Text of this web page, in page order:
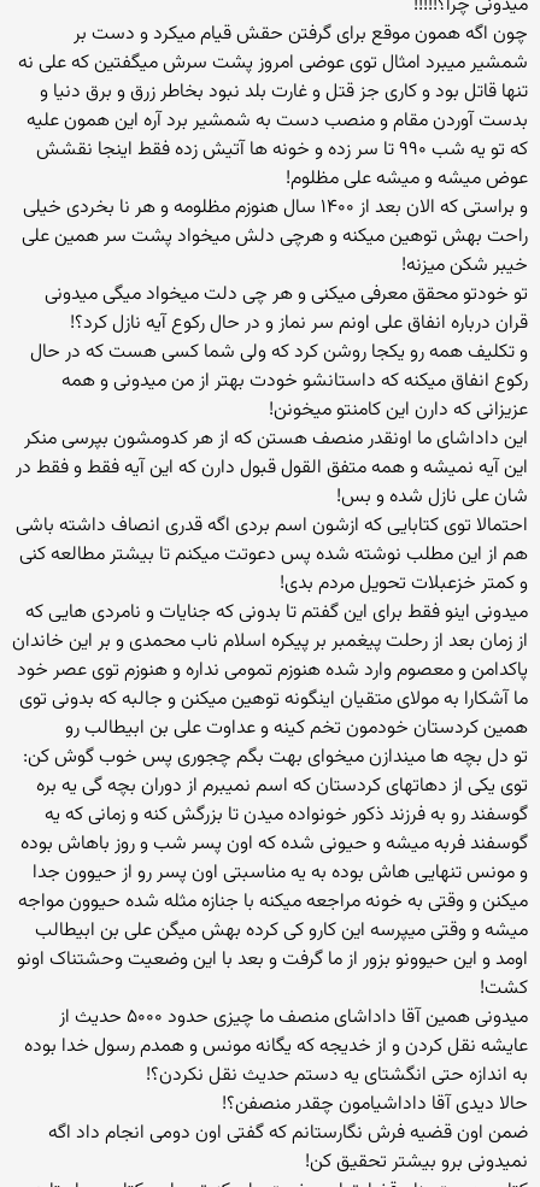
چون اگه همون موقع برای گرفتن حقش قیام میکرد و دست بر
شمشیر میبرد امثال توی عوضی امروز پشت سرش میگفتین که علی نه
تنها قاتل بود و کاری جز قتل و غارت بلد نبود بخاطر زرق و برق دنیا و
بدست آوردن مقام و منصب دست به شمشیر برد آره این همون علیه
که تو یه شب ۹۹۰ تا سر زده و خونه ها آتیش زده فقط اینجا نقشش
عوض میشه و میشه علی مظلوم!
و براستی که الان بعد از ۱۴۰۰ سال هنوزم مظلومه و هر نا بخردی خیلی
راحت بهش توهین میکنه و هرچی دلش میخواد پشت سر همین علی
خیبر شکن میزنه!
تو خودتو محقق معرفی میکنی و هر چی دلت میخواد میگی میدونی
قران درباره انفاق علی اونم سر نماز و در حال رکوع آیه نازل کرد؟!
و تکلیف همه رو یکجا روشن کرد که ولی شما کسی هست که در حال
رکوع انفاق میکنه که داستانشو خودت بهتر از من میدونی و همه
عزیزانی که دارن این کامنتو میخونن!
این داداشای ما اونقدر منصف هستن که از هر کدومشون بپرسی منکر
این آیه نمیشه و همه متفق القول قبول دارن که این آیه فقط و فقط در
شان علی نازل شده و بس!
احتمالا توی کتابایی که ازشون اسم بردی اگه قدری انصاف داشته باشی
هم از این مطلب نوشته شده پس دعوتت میکنم تا بیشتر مطالعه کنی
و کمتر خزعبلات تحویل مردم بدی!
میدونی اینو فقط برای این گفتم تا بدونی که جنایات و نامردی هایی که
از زمان بعد از رحلت پیغمبر بر پیکره اسلام ناب محمدی و بر این خاندان
پاکدامن و معصوم وارد شده هنوزم تمومی نداره و هنوزم توی عصر خود
ما آشکارا به مولای متقیان اینگونه توهین میکنن و جالبه که بدونی توی
همین کردستان خودمون تخم کینه و عداوت علی بن ابیطالب رو
تو دل بچه ها میندازن میخوای بهت بگم چجوری پس خوب گوش کن:
توی یکی از دهاتهای کردستان که اسم نمیبرم از دوران بچه گی یه بره
گوسفند رو به فرزند ذکور خونواده میدن تا بزرگش کنه و زمانی که یه
گوسفند فربه میشه و حیونی شده که اون پسر شب و روز باهاش بوده
و مونس تنهایی هاش بوده به یه مناسبتی اون پسر رو از حیوون جدا
میکنن و وقتی به خونه مراجعه میکنه با جنازه مثله شده حیوون مواجه
میشه و وقتی میپرسه این کارو کی کرده بهش میگن علی بن ابیطالب
اومد و این حیوونو بزور از ما گرفت و بعد با این وضعیت وحشتناک اونو
کشت!
میدونی همین آقا داداشای منصف ما چیزی حدود ۵۰۰۰ حدیث از
عایشه نقل کردن و از خدیجه که یگانه مونس و همدم رسول خدا بوده
به اندازه حتی انگشتای یه دستم حدیث نقل نکردن؟!
حالا دیدی آقا داداشیامون چقدر منصفن؟!
ضمن اون قضیه فرش نگارستانم که گفتی اون دومی انجام داد اگه
نمیدونی برو بیشتر تحقیق کن!